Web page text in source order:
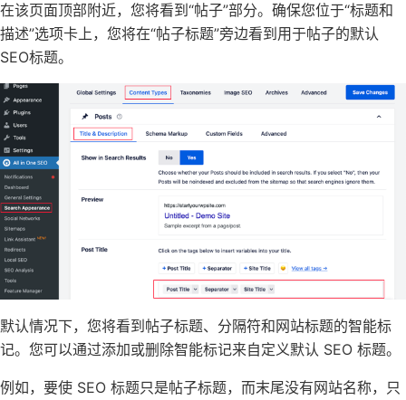
在该页面顶部附近，您将看到“帖子”部分。确保您位于“标题和
描述”选项卡上，您将在“帖子标题”旁边看到用于帖子的默认
SEO标题。
默认情况下，您将看到帖子标题、分隔符和网站标题的智能标
记。您可以通过添加或删除智能标记来自定义默认 SEO 标题。
例如，要使 SEO 标题只是帖子标题，而末尾没有网站名称，只